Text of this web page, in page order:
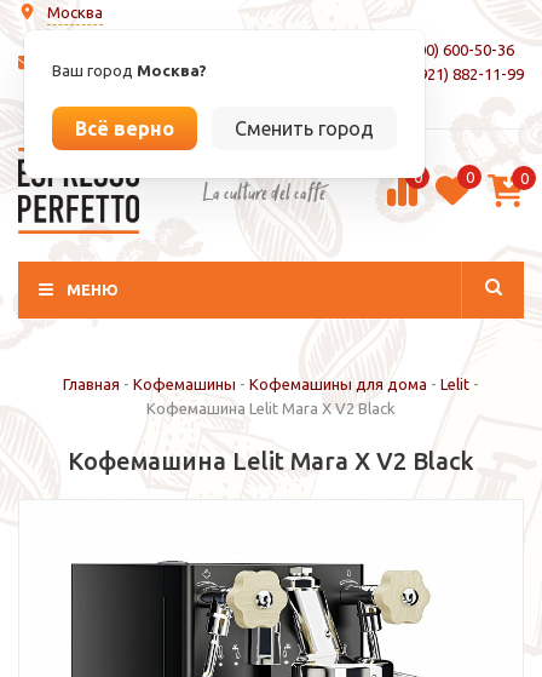
Москва
Ваш город Москва?
Всё верно Сменить город
info@espressoperfetto.ru
8 (800) 600-50-36
+7 (921) 882-11-99
La culture del caffé 0 0 0
МЕНЮ
Главная - Кофемашины - Кофемашины для дома - Lelit -
Кофемашина Lelit Mara X V2 Black
Кофемашина Lelit Mara X V2 Black